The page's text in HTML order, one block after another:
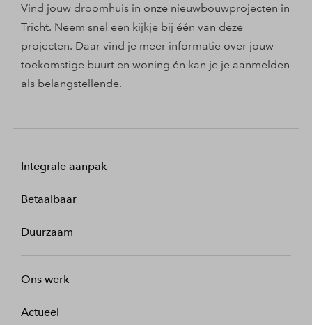
Vind jouw droomhuis in onze nieuwbouwprojecten in
Tricht. Neem snel een kijkje bij één van deze
projecten. Daar vind je meer informatie over jouw
toekomstige buurt en woning én kan je je aanmelden
als belangstellende.
Integrale aanpak
Betaalbaar
Duurzaam
Ons werk
Actueel